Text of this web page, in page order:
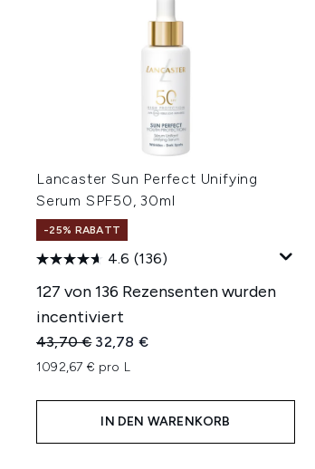
Lancaster Sun Perfect Unifying
Serum SPF50, 30ml
-25% RABATT
4.6 (136)
127 von 136 Rezensenten wurden
incentiviert
Unverbindliche Preisempfehlung:
43,70 € Aktueller Preis:
32,78 €
1092,67 € pro L
IN DEN WARENKORB